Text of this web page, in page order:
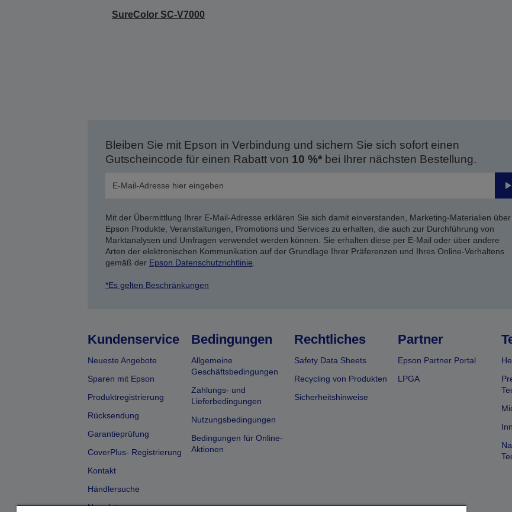
SureColor SC-V7000
Bleiben Sie mit Epson in Verbindung und sichern Sie sich sofort einen
Gutscheincode für einen Rabatt von 10 %*bei Ihrer nächsten Bestellung.
Mit der Übermittlung Ihrer E-Mail-Adresse erklären Sie sich damit einverstanden, Marketing-Materialien über
Epson Produkte, Veranstaltungen, Promotions und Services zu erhalten, die auch zur Durchführung von
Marktanalysen und Umfragen verwendet werden können. Sie erhalten diese per E-Mail oder über andere
Arten der elektronischen Kommunikation auf der Grundlage Ihrer Präferenzen und Ihres Online-Verhaltens
gemäß der Epson Datenschutzrichtlinie
*Es gelten Beschränkungen
Kundenservice
Neueste Angebote
Sparen mit Epson
Produktregistrierung
Rücksendung
Garantieprüfung
CoverPlus- Registrierung
Kontakt
Händlersuche
Newsletter
Bedingungen
Allgemeine
Geschäftsbedingungen
Zahlungs- und
Lieferbedingungen
Nutzungsbedingungen
Bedingungen für Online-
Aktionen
Rechtliches
Safety Data Sheets
Recycling von Produkten
Sicherheitshinweise
Partner
Epson Partner Portal
LPGA